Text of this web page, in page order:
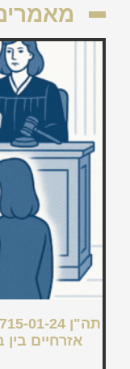
אזרחיים בין